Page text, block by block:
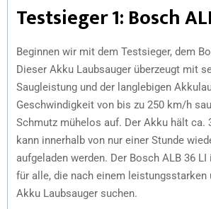
Testsieger 1: Bosch
Beginnen wir mit dem Testsieger, dem
Dieser Akku Laubsauger überzeugt mit
Saugleistung und der langlebigen
Geschwindigkeit von bis zu 250 km/h
Schmutz mühelos auf. Der Akku hält ca.
kann innerhalb von nur einer Stunde
aufgeladen werden. Der Bosch ALB 36 LI
für alle, die nach einem leistungsstarken
Akku Laubsauger suchen.